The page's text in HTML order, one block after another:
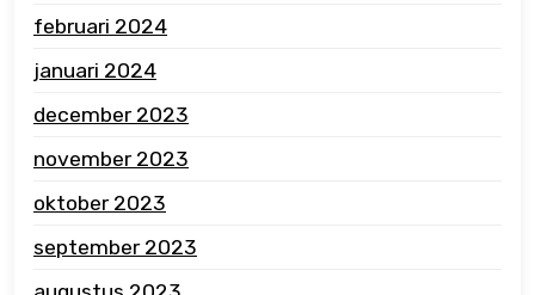
februari 2024
januari 2024
december 2023
november 2023
oktober 2023
september 2023